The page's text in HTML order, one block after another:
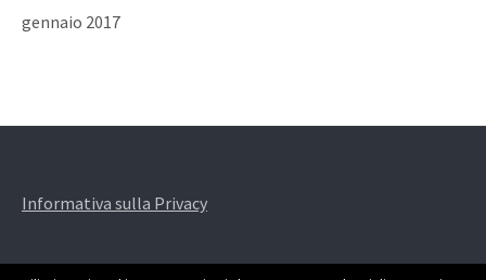
gennaio 2017
Informativa sulla Privacy